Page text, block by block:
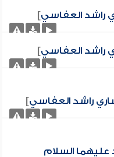
راشد العفاسي]
راشد العفاسي]
راشد العفاسي]
السلام